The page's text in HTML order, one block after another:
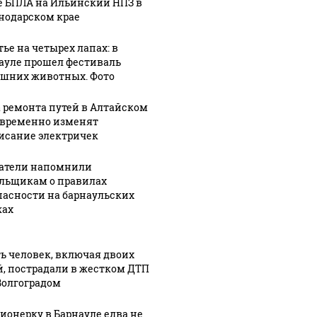
09 августа, 9:33
скандал
вокруг
снятого на
"Колобка"
дошел до
крае
на четырех лапах: в
прошел фестиваль
животных. Фото
ремонта путей в Алтайском
изменят
электричек
напомнили
о правилах
на барнаульских
человек, включая двоих
пострадали в жестком ДТП
в Барнауле едва не